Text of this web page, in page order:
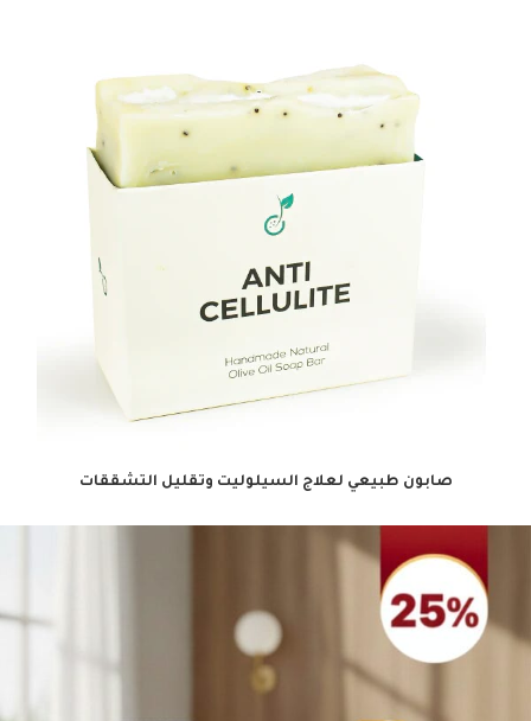
صابون طبيعي لعلاج السيلوليت وتقليل التشققات